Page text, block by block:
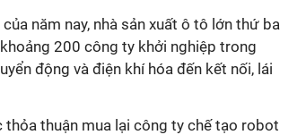
năm nay, nhà sản xuất ô tô lớn thứ ba
200 công ty khởi nghiệp trong
động và điện khí hóa đến kết nối, lái
thuận mua lại công ty chế tạo robot